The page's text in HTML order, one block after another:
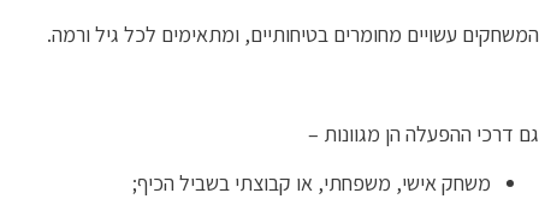
עשויים מחומרים בטיחותיים, ומתאימים לכל גיל ורמה.
דרכי ההפעלה הן מגוונות –
משחק אישי, משפחתי, או קבוצתי בשביל הכיף;